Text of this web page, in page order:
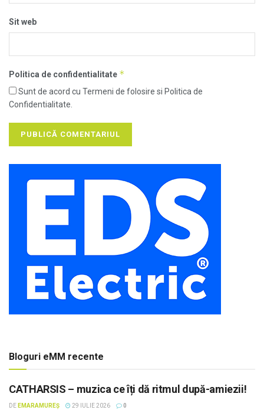
Sit web
Politica de confidentialitate *
Sunt de acord cu Termeni de folosire si Politica de
Confidentialitate.
Bloguri eMM recente
CATHARSIS – muzica ce îți dă ritmul după-amiezii!
DE EMARAMUREȘ 29 IULIE 2026 0